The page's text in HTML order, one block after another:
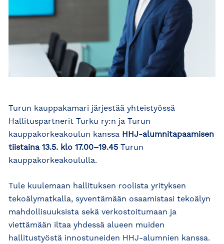
Turun kauppakamari järjestää yhteistyössä
Hallituspartnerit Turku ry:n ja Turun
kauppakorkeakoulun kanssa HHJ-alumnitapaamisen
tiistaina 13.5. klo 17.00–19.45 Turun
kauppakorkeakoululla.
Tule kuulemaan hallituksen roolista yrityksen
tekoälymatkalla, syventämään osaamistasi tekoälyn
mahdollisuuksista sekä verkostoitumaan ja
viettämään iltaa yhdessä alueen muiden
hallitustyöstä innostuneiden HHJ-alumnien kanssa.